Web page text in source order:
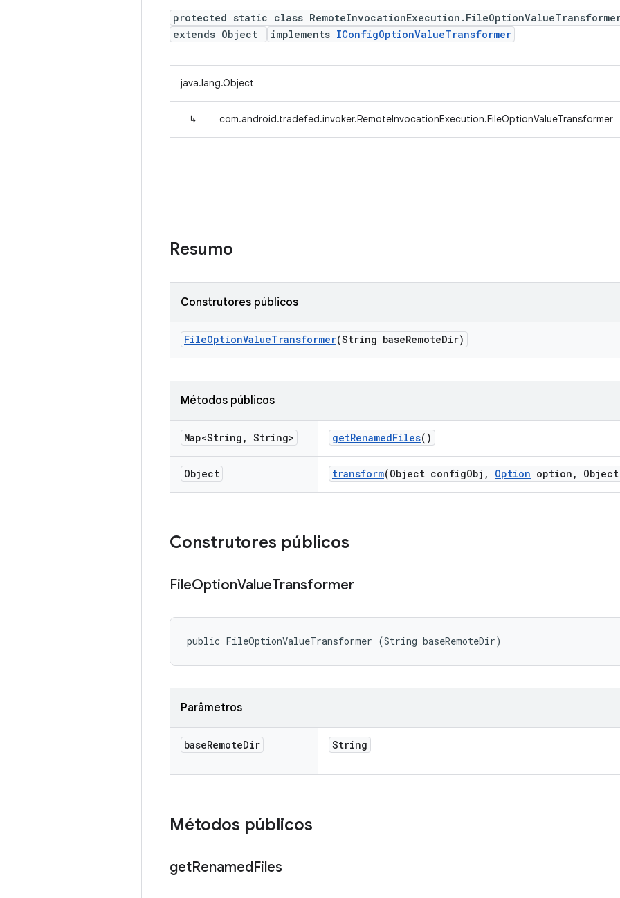
protected static class
extends Object
implements IConfigOptionValueTransformer
java.lang.Object
↳ com.android.tradefed.invoker.RemoteInvocationExecution.FileOptionValueTransformer
Resumo
Construtores públicos
FileOptionValueTransformer(String baseRemoteDir)
Métodos públicos
Map<String , String> getRenamedFiles()
Object transform(Object configObj , Option option ,
Construtores públicos
FileOptionValueTransformer
public FileOptionValueTransformer (String baseRemoteDir)
Parâmetros
baseRemoteDir String
Métodos públicos
getRenamedFiles